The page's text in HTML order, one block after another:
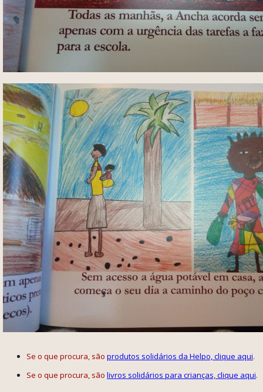
Se o que procura, são produtos solidários da Helpo, clique aqui.
Se o que procura, são livros solidários para crianças, clique aqui.